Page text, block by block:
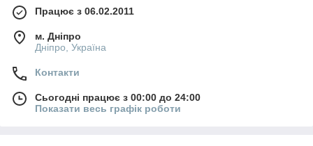
Працює з 06.02.2011
м. Дніпро
Дніпро, Україна
Контакти
Сьогодні працює з 00:00 до 24:00
Показати весь графік роботи